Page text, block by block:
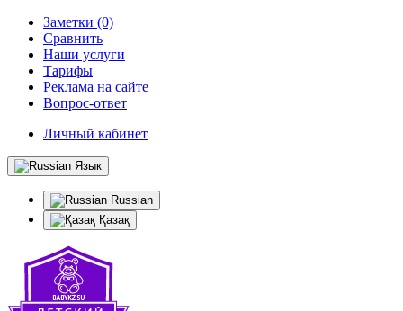
Заметки (0)
Сравнить
Наши услуги
Тарифы
Реклама на сайте
Вопрос-ответ
Личный кабинет
Язык
Russian
Қазақ